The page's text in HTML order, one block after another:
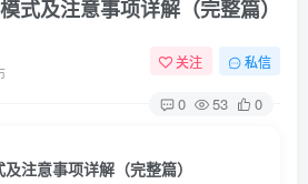
式及注意事项详解（完整篇）
关注 私信
0 53 0
注意事项详解（完整篇）